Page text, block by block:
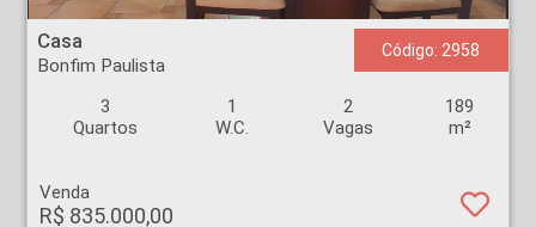
Casa - Bonfim Paulista - Ribeirão Preto
Casa
Bonfim Paulista
Código: 2958
3
Quartos
1
W.C.
2
Vagas
189
m²
Venda
R$ 835.000,00